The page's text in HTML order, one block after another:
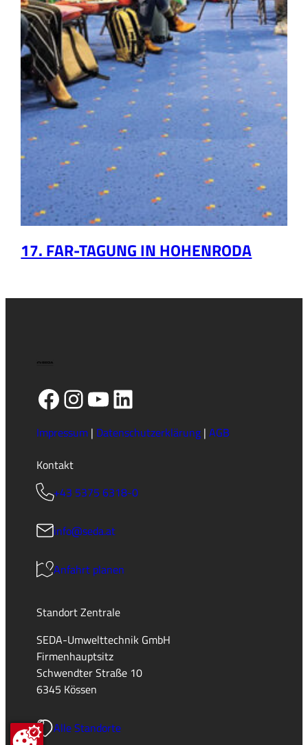
17. FAR-TAGUNG IN HOHENRODA
Facebook
Instagram
YouTube
LinkedIn
Impressum| Datenschutzerklärung| AGB
Kontakt
+43 5375 6318-0
info@seda.at
Anfahrt planen
Standort Zentrale
SEDA-Umwelttechnik GmbH
Firmenhauptsitz
Schwendter Straße 10
6345 Kössen
Alle Standorte